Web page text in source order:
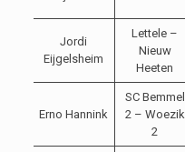
Jordi
Eijgelsheim
Lettele –
Nieuw
Heeten
Erno Hannink
SC Bemmel
2 – Woezik
2